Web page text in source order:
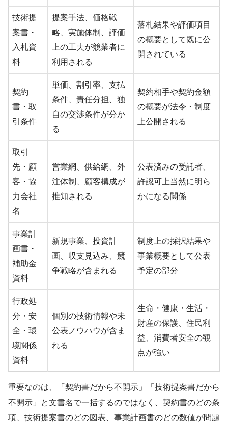
技術提
案書・
入札資
料
提案手法、価格戦
略、実施体制、評価
上の工夫が競業者に
利用される
落札結果や評価項目
の概要として既に公
開されている
契約
書・取
引条件
単価、割引率、支払
条件、責任分担、独
自の交渉条件が分か
る
契約相手や契約金額
の概要が法令・制度
上公開される
取引
先・顧
客・協
力会社
名
営業網、供給網、外
注体制、顧客構成が
推知される
公表済みの受託者、
許認可上当然に明ら
かになる関係
事業計
画書・
補助金
資料
新規事業、投資計
画、収支見込み、競
争戦略が含まれる
制度上の採択結果や
事業概要として公表
予定の部分
行政処
分・安
全・環
境関係
資料
個別の技術情報や未
公表ノウハウが含ま
れる
生命・健康・生活・
財産の保護、住民利
益、消費者安全の観
点が強い
重要なのは、「契約書だから不開示」「技術提案書だから
不開示」と文書名で一括するのではなく、契約書のどの条
項、技術提案書のどの図表、事業計画書のどの数値が問題